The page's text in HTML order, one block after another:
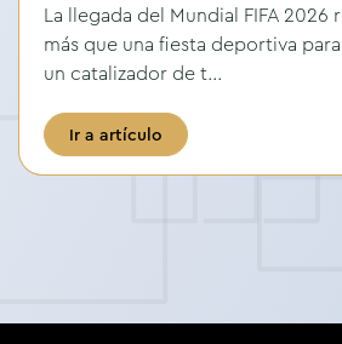
La llegada del Mundial FIFA
más que una fiesta deportiva
un catalizador de t...
Ir a artículo